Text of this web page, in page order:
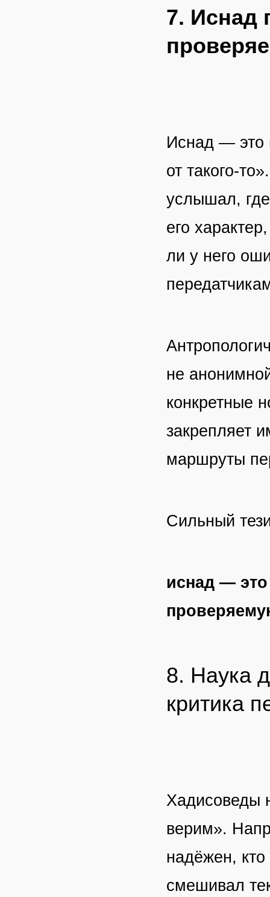
7. Иснад
Иснад — это
от такого-
услышал,
его
ли у него
не
конкретные
закрепляет
маршруты
Сильный
иснад — это
8. Наука
критика
Хадисоведы
верим».
надёжен, кто
смешивал